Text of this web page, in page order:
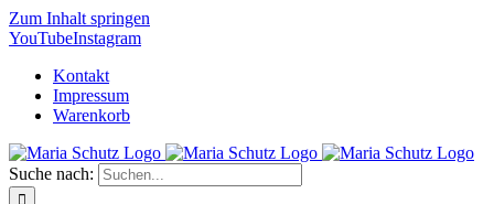
Zum Inhalt springen
YouTubeInstagram
Kontakt
Impressum
Warenkorb
Suche nach: